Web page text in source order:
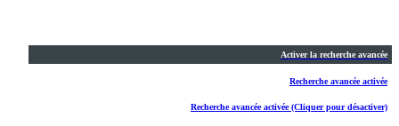
Activer la recherche avancée
Recherche avancée activée
Recherche avancée activée (Cliquer pour désactiver)